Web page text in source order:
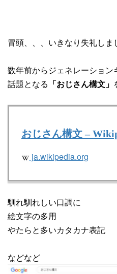
冒頭、、、いきなり失礼しま
数年前からジェネレーション
話題となる
「おじさん構文」
おじさん構文 –
ja.wikipedia.org
馴れ馴れしい口調に
絵文字の多用
やたらと多いカタカナ表記
などなど